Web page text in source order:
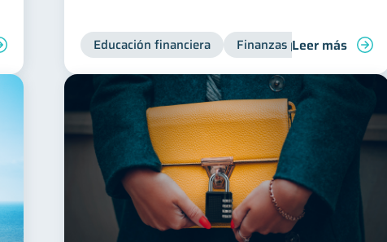
Finanzas para jóvenes Manejo de deudas Finanzas familiares
Educación financiera Finanzas para mujeres
Leer más